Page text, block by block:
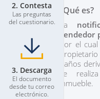
2. Contesta
Las preguntas
del cuestionario.
3. Descarga
El documento
desde tu correo
electrónico.
¿Qué es?
La
vendedor
por el
daños
se
inmueble.